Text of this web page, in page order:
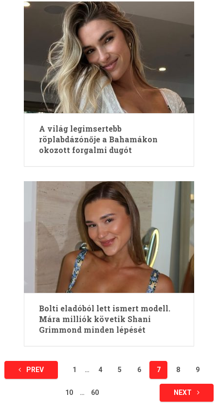
A világ legimsertebb
röplabdázónője a Bahamákon
okozott forgalmi dugót
Bolti eladóból lett ismert modell.
Mára milliók követik Shani
Grimmond minden lépését
Bejegyzések
lapozása
PREV 1 … 4 5 6 7 8 9
10 … 60 NEXT